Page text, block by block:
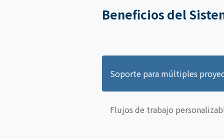
Beneficios del
Soporte para múltiples
Flujos de trabajo